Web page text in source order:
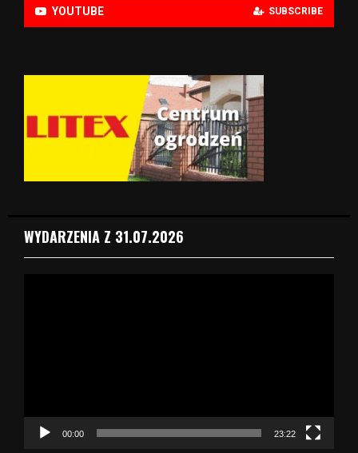
YOUTUBE SUBSCRIBE
WYDARZENIA Z 31.07.2026
c
00:00 23:22